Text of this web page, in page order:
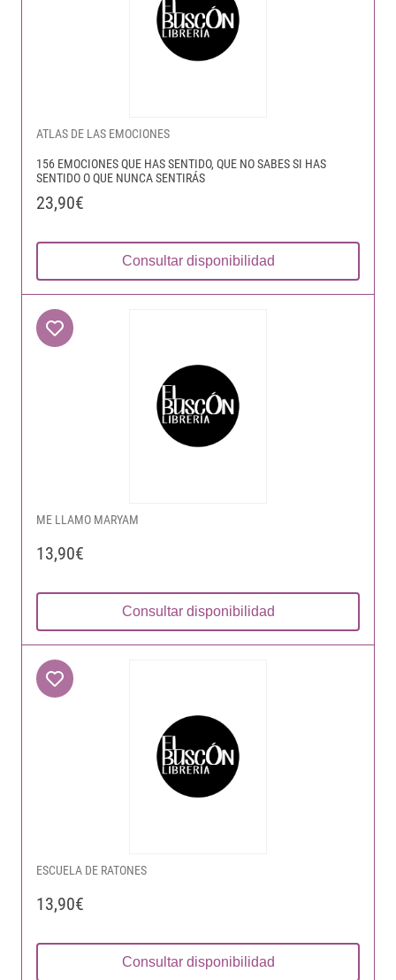
ATLAS DE LAS EMOCIONES
156 EMOCIONES QUE HAS SENTIDO, QUE NO SABES SI HAS
SENTIDO O QUE NUNCA SENTIRÁS
23,90€
Consultar disponibilidad
ME LLAMO MARYAM
13,90€
Consultar disponibilidad
ESCUELA DE RATONES
13,90€
Consultar disponibilidad